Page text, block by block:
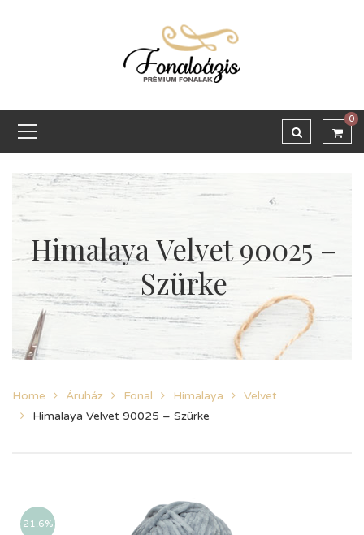
0
Himalaya Velvet 90025 –
Szürke
Home Áruház Fonal Himalaya
Velvet
Himalaya Velvet 90025 – Szürke
21.6%